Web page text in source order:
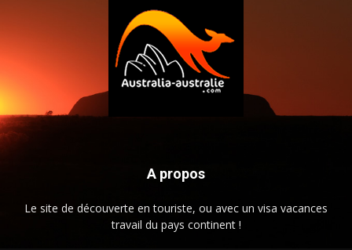
A propos
Le site de découverte en touriste, ou avec un visa vacances
travail du pays continent !